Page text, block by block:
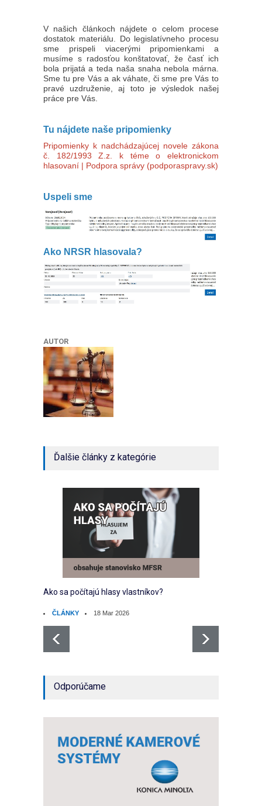
V našich článkoch nájdete o celom procese
dostatok materiálu. Do legislatívneho procesu
sme prispeli viacerými pripomienkami a
musíme s radosťou konštatovať, že časť ich
bola prijatá a teda naša snaha nebola márna.
Sme tu pre Vás a ak váhate, či sme pre Vás to
pravé uzdruženie, aj toto je výsledok našej
práce pre Vás.
Tu nájdete naše pripomienky
Pripomienky k nadchádzajúcej novele zákona
č. 182/1993 Z.z. k téme o elektronickom
hlasovaní | Podpora správy (podporaspravy.sk)
Uspeli sme
Ako NRSR hlasovala?
AUTOR
Ďalšie články z kategórie
Ako sa počítajú hlasy vlastníkov?
ČLÁNKY 18 Mar 2026
Odporúčame